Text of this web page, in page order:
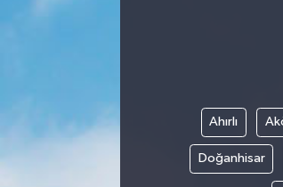
Ahırlı
Doğanhisar